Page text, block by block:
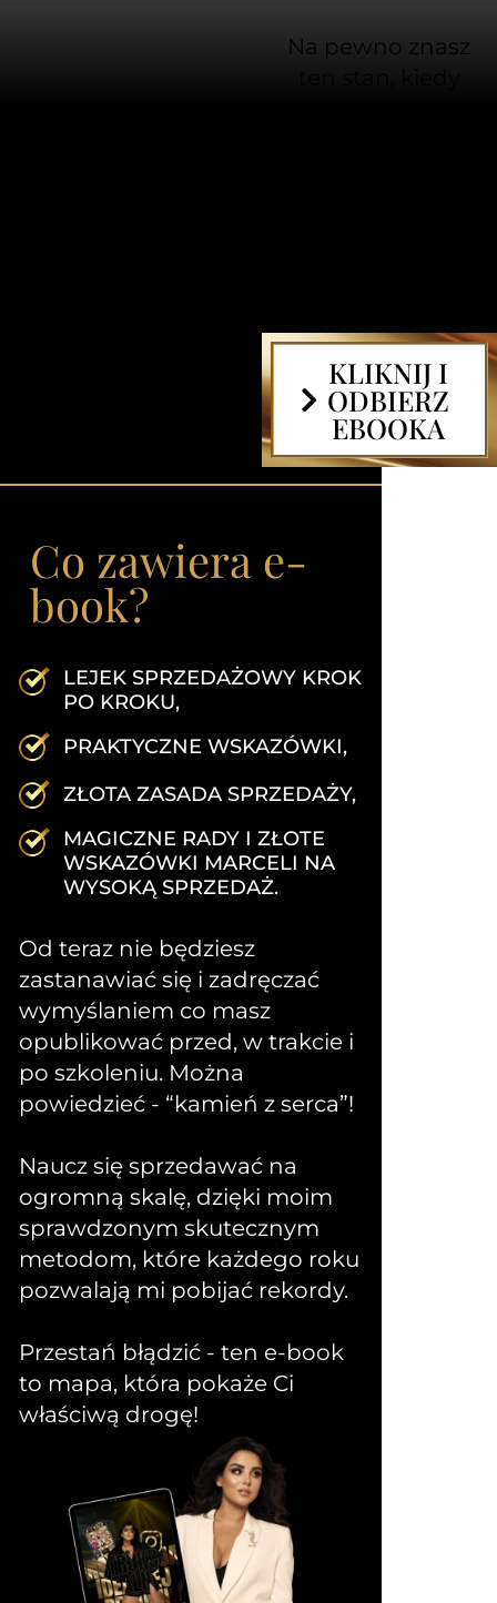
Na pewno znasz
KLIKNIJ I
ODBIERZ
EBOOKA
Co zawiera e-
book?
LEJEK SPRZEDAŻOWY KROK
PO KROKU,
PRAKTYCZNE WSKAZÓWKI,
ZŁOTA ZASADA SPRZEDAŻY,
MAGICZNE RADY I ZŁOTE
WSKAZÓWKI MARCELI NA
WYSOKĄ SPRZEDAŻ.
Od teraz nie będziesz
zastanawiać się i zadręczać
wymyślaniem co masz
opublikować przed, w trakcie i
po szkoleniu. Można
powiedzieć - “kamień z serca”!
Naucz się sprzedawać na
ogromną skalę, dzięki moim
sprawdzonym skutecznym
metodom, które każdego roku
pozwalają mi pobijać rekordy.
Przestań błądzić - ten e-book
to mapa, która pokaże Ci
właściwą drogę!